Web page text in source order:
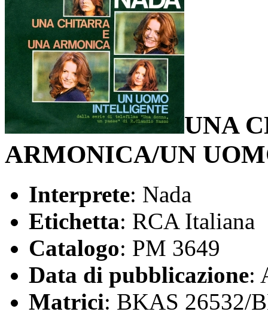
UNA
ARMONICA/UN
Interprete: Nada
Etichetta: RCA Italiana
Catalogo: PM 3649
Data di pubblicazione:
Matrici: BKAS 26532/